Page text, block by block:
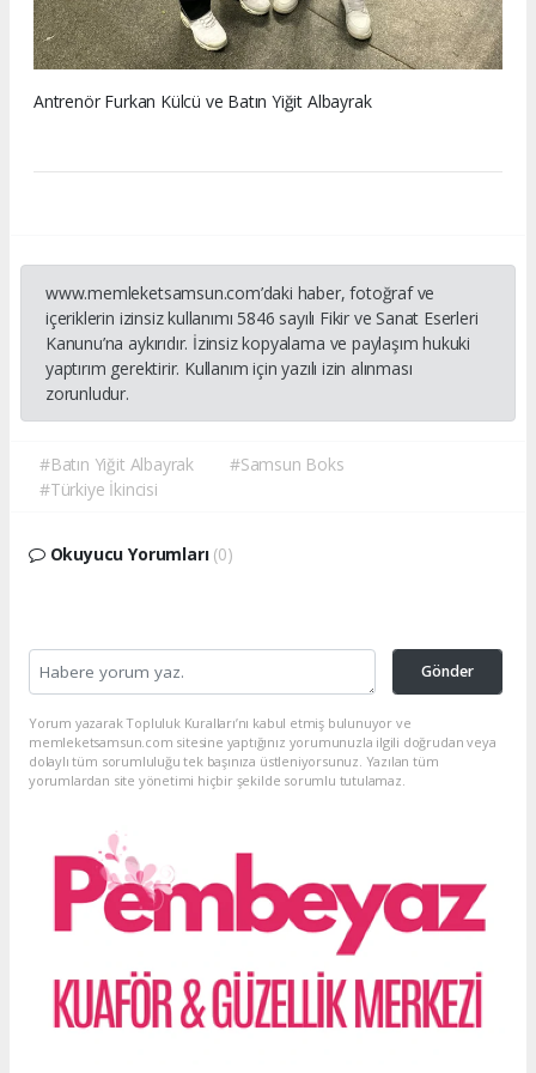
Antrenör Furkan Külcü ve Batın Yiğit Albayrak
www.memleketsamsun.com’daki haber, fotoğraf ve
içeriklerin izinsiz kullanımı 5846 sayılı Fikir ve Sanat Eserleri
Kanunu’na aykırıdır. İzinsiz kopyalama ve paylaşım hukuki
yaptırım gerektirir. Kullanım için yazılı izin alınması
zorunludur.
#Batın Yiğit Albayrak
#Samsun Boks
#Türkiye İkincisi
Okuyucu Yorumları (0)
Gönder
Yorum yazarak Topluluk Kuralları’nı kabul etmiş bulunuyor ve
memleketsamsun.com sitesine yaptığınız yorumunuzla ilgili doğrudan veya
dolaylı tüm sorumluluğu tek başınıza üstleniyorsunuz. Yazılan tüm
yorumlardan site yönetimi hiçbir şekilde sorumlu tutulamaz.